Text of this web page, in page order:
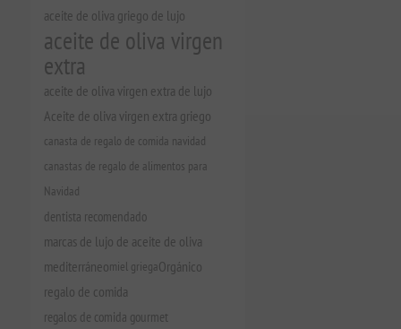
aceite de oliva griego de lujo
aceite de oliva virgen
extra
aceite de oliva virgen extra de lujo
Aceite de oliva virgen extra griego
canasta de regalo de comida navidad
canastas de regalo de alimentos para
Navidad
dentista recomendado
marcas de lujo de aceite de oliva
mediterráneomiel griegaOrgánico
regalo de comida
regalos de comida gourmet